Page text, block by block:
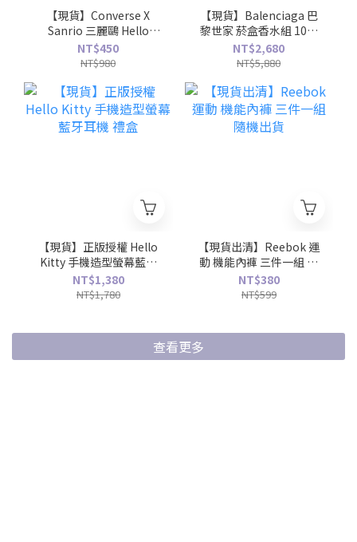
【現貨】Converse X
Sanrio 三麗鷗 Hello
Kitty And Friends聯名款
Mini帆布鞋 鑰匙圈 吊飾
NT$450
NT$980
【現貨】Balenciaga 巴
黎世家 菸盒香水組 10入
Cortis同款 木質調 淡香
水
NT$2,680
NT$5,880
【現貨】正版授權 Hello
Kitty 手機造型螢幕藍牙
耳機 禮盒
NT$1,380
NT$1,780
【現貨出清】Reebok 運
動 機能內褲 三件一組 隨
機出貨
NT$380
NT$599
查看更多